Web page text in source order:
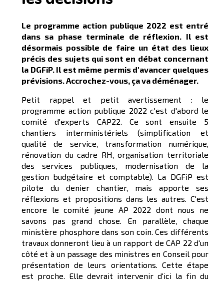
Le programme action publique 2022 est entré
dans sa phase terminale de réflexion. Il est
désormais possible de faire un état des lieux
précis des sujets qui sont en débat concernant
la DGFiP. Il est même permis d'avancer quelques
prévisions. Accrochez-vous, ça va déménager.
Petit rappel et petit avertissement : le
programme action publique 2022 c'est d'abord le
comité d'experts CAP22. Ce sont ensuite 5
chantiers interministériels (simplification et
qualité de service, transformation numérique,
rénovation du cadre RH, organisation territoriale
des services publiques, modernisation de la
gestion budgétaire et comptable). La DGFiP est
pilote du denier chantier, mais apporte ses
réflexions et propositions dans les autres. C'est
encore le comité jeune AP 2022 dont nous ne
savons pas grand chose. En parallèle, chaque
ministère phosphore dans son coin. Ces différents
travaux donneront lieu à un rapport de CAP 22 d'un
côté et à un passage des ministres en Conseil pour
présentation de leurs orientations. Cette étape
est proche. Elle devrait intervenir d'ici la fin du